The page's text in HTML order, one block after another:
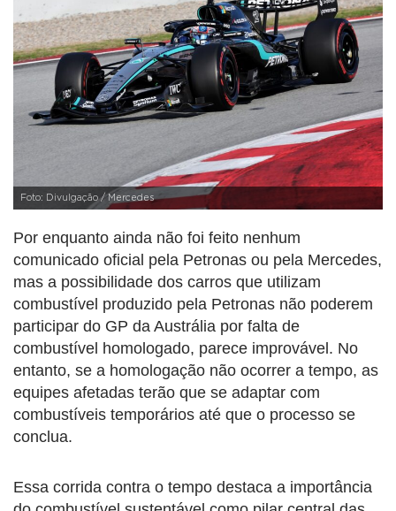
Foto: Divulgação / Mercedes
Por enquanto ainda não foi feito nenhum
comunicado oficial pela Petronas ou pela Mercedes,
mas a possibilidade dos carros que utilizam
combustível produzido pela Petronas não poderem
participar do GP da Austrália por falta de
combustível homologado, parece improvável. No
entanto, se a homologação não ocorrer a tempo, as
equipes afetadas terão que se adaptar com
combustíveis temporários até que o processo se
conclua.
Essa corrida contra o tempo destaca a importância